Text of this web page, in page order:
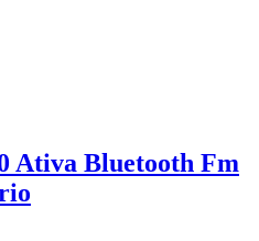
Ativa Bluetooth Fm